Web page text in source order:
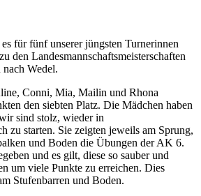
für fünf unserer jüngsten Turnerinnen
den Landesmannschaftsmeisterschaften
Wedel.
Conni, Mia, Mailin und Rhona
den siebten Platz. Die Mädchen haben
sind stolz, wieder in
zu starten. Sie zeigten jeweils am Sprung,
und Boden die Übungen der AK 6.
und es gilt, diese so sauber und
um viele Punkte zu erreichen. Dies
Stufenbarren und Boden.